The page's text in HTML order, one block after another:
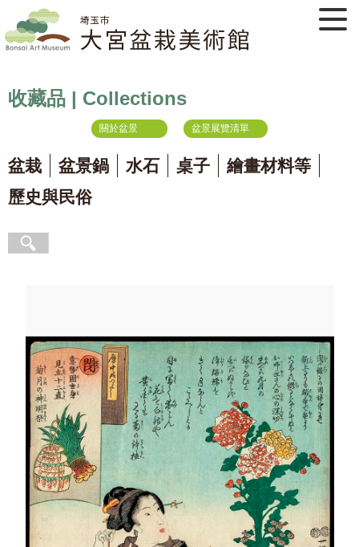
收藏品 | Collections
關於盆景 盆景展覽清單
盆栽 盆景鍋 水石 桌子
繪畫材料等
歷史與民俗